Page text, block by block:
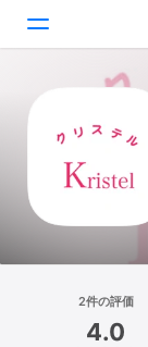
検索
プラットフォーム
2件の評価
4.0